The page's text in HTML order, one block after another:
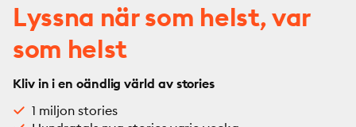
Lyssna när som helst, var
som helst
Kliv in i en oändlig värld av stories
1 miljon stories